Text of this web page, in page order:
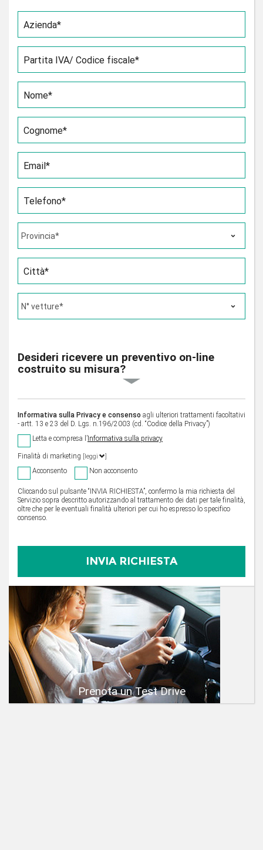
Azienda*
Partita IVA/ Codice fiscale*
Nome*
Cognome*
Email*
Telefono*
Città*
Desideri ricevere un preventivo on-line
costruito su misura?
Informativa sulla Privacy e consenso agli ulteriori trattamenti facoltativi
- artt. 13 e 23 del D. Lgs. n.196/2003 (cd. “Codice della Privacy”)
Letta e compresa l’ Informativa sulla privacy
Finalità di marketing [leggi
Acconsento Non acconsento
Cliccando sul pulsante “INVIA RICHIESTA”, confermo la mia richiesta del
Servizio sopra descritto autorizzando al trattamento dei dati per tale finalità,
oltre che per le eventuali finalità ulteriori per cui ho espresso lo specifico
consenso.
Prenota un Test Drive